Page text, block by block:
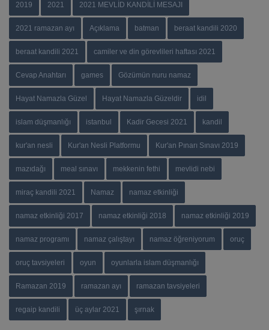
2019 2021 2021 MEVLİD KANDİLİ MESAJI
2021 ramazan ayı Açıklama batman beraat kandili 2020
beraat kandili 2021 camiler ve din görevlileri haftası 2021
Cevap Anahtarı games Gözümün nuru namaz
Hayat Namazla Güzel Hayat Namazla Güzeldir idil
islam düşmanlığı istanbul Kadir Gecesi 2021 kandil
kur'an nesli Kur'an Nesli Platformu Kur'an Pınarı Sınavı 2019
mazıdağı meal sınavı mekkenin fethi mevlidi nebi
miraç kandili 2021 Namaz namaz etkinliği
namaz etkinliği 2017 namaz etkinliği 2018 namaz etkinliği 2019
namaz programı namaz çalıştayı namaz öğreniyorum oruç
oruç tavsiyeleri oyun oyunlarla islam düşmanlığı
Ramazan 2019 ramazan ayı ramazan tavsiyeleri
regaip kandili üç aylar 2021 şırnak